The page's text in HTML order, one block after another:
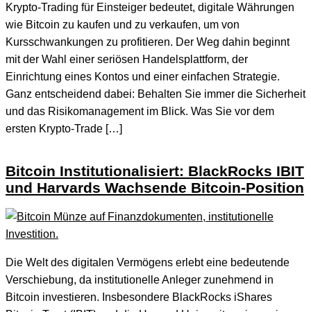
Krypto-Trading für Einsteiger bedeutet, digitale Währungen
wie Bitcoin zu kaufen und zu verkaufen, um von
Kursschwankungen zu profitieren. Der Weg dahin beginnt
mit der Wahl einer seriösen Handelsplattform, der
Einrichtung eines Kontos und einer einfachen Strategie.
Ganz entscheidend dabei: Behalten Sie immer die Sicherheit
und das Risikomanagement im Blick. Was Sie vor dem
ersten Krypto-Trade […]
Bitcoin Institutionalisiert: BlackRocks IBIT
und Harvards Wachsende Bitcoin-Position
Die Welt des digitalen Vermögens erlebt eine bedeutende
Verschiebung, da institutionelle Anleger zunehmend in
Bitcoin investieren. Insbesondere BlackRocks iShares